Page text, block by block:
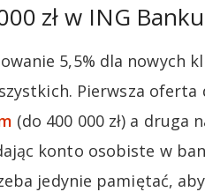
zł w ING Banku
5,5% dla nowych
Pierwsza
(do 400 000 zł) a druga
konto osobiste w
jedynie pamiętać,